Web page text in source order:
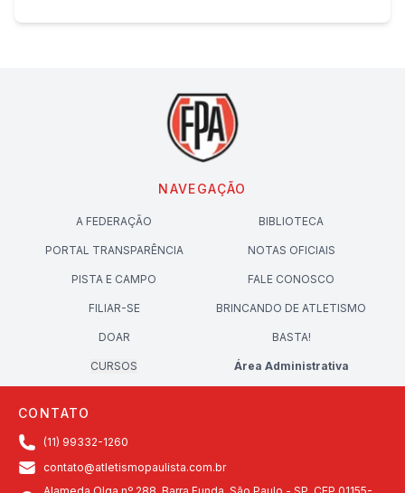
NAVEGAÇÃO
A FEDERAÇÃO BIBLIOTECA
PORTAL TRANSPARÊNCIA NOTAS OFICIAIS
PISTA E CAMPO FALE CONOSCO
FILIAR-SE BRINCANDO DE ATLETISMO
DOAR BASTA!
CURSOS Área Administrativa
CONTATO
(11) 99332-1260
contato@atletismopaulista.com.br